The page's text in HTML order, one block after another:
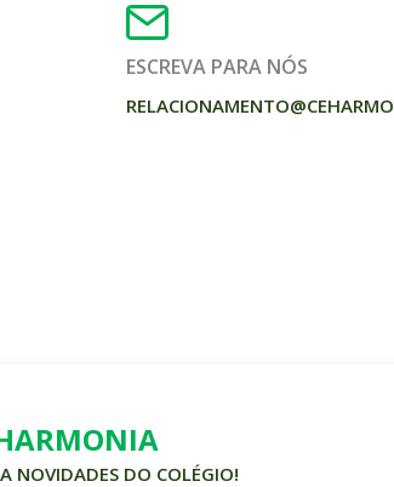
ESCREVA PARA NÓS
NOVIDADES DO COLÉGIO!